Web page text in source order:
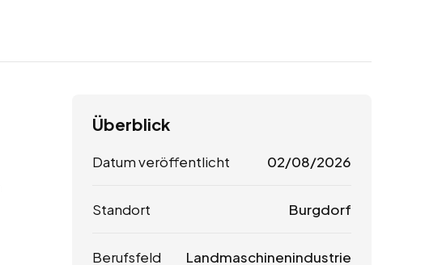
Überblick
Datum veröffentlicht 02/08/2026
Standort Burgdorf
Berufsfeld Landmaschinenindustrie